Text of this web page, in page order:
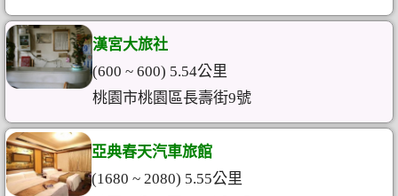
漢宮大旅社
(600 ~ 600) 5.54公里
桃園市桃園區長壽街9號
亞典春天汽車旅館
(1680 ~ 2080) 5.55公里